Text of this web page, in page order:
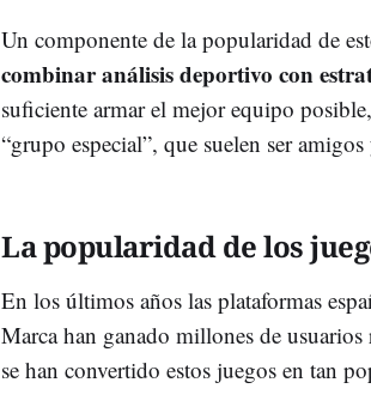
Un componente de la popularidad de
combinar análisis deportivo con
suficiente armar el mejor equipo
“grupo especial”, que suelen ser
La popularidad de los
En los últimos años las plataformas
Marca han ganado millones de
se han convertido estos juegos en tan